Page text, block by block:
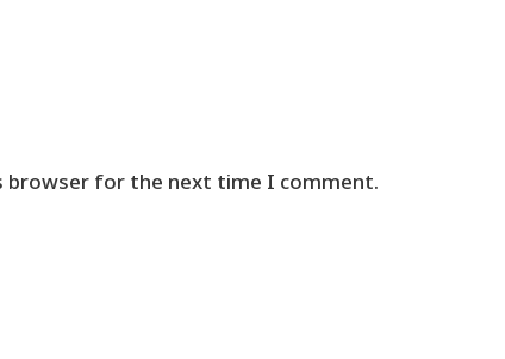
browser for the next time I comment.